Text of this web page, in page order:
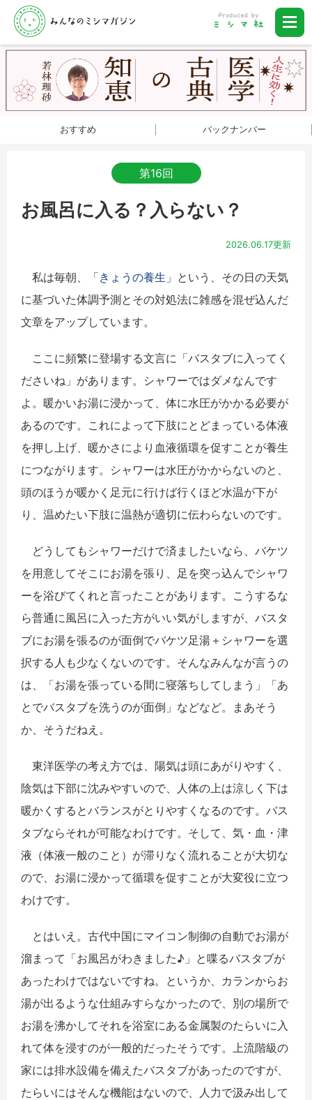
おすすめ バックナンバー
第16回
お風呂に入る？入らない？
2026.06.17更新
私は毎朝、 「きょうの養生」 という、 その日の天気
に基づいた体調予測とその対処法に雑感を混ぜ込んだ
文章をアップしています。
ここに頻繁に登場する文言に「バスタブに入ってく
ださいね」 があります。シャワーではダメなんです
よ。 暖かいお湯に浸かって、体に水圧がかかる必要が
あるのです。 これによって下肢にとどまっている体液
を押し上げ、 暖かさにより血液循環を促すことが養生
につながります。 シャワーは水圧がかからないのと、
頭のほうが暖かく足元に行けば行くほど水温が下が
り、 温めたい下肢に温熱が適切に伝わらないのです。
どうしてもシャワーだけで済ましたいなら、 バケツ
を用意してそこにお湯を張り、 足を突っ込んでシャワ
ーを浴びてくれと言ったことがあります。 こうするな
ら普通に風呂に入った方がいい気がしますが、 バスタ
ブにお湯を張るのが面倒でバケツ足湯＋ シャワーを選
択する人も少なくないのです。 そんなみんなが言うの
は、「お湯を張っている間に寝落ちしてしまう」「あ
とでバスタブを洗うのが面倒」などなど。まあそう
か、 そうだねえ。
東洋医学の考え方では、陽気は頭にあがりやすく、
陰気は下部に沈みやすいので、
人体の上は涼しく下は
暖かくするとバランスがとりやすくなるのです。バス
タブならそれが可能なわけです。そして、気・血・津
液（体液一般のこと）が滞りなく流れることが大切な
ので、 お湯に浸かって循環を促すことが大変役に立つ
わけです。
とはいえ。古代中国にマイコン制御の自動でお湯が
溜まって「お風呂がわきました♪」 と喋るバスタブが
あったわけではないですね。というか、 カランからお
湯が出るような仕組みすらなかったので、 別の場所で
お湯を沸かしてそれを浴室にある金属製のたらいに入
れて体を浸すのが一般的だったそうです。
上流階級の
家には排水設備を備えたバスタブがあったのですが、
たらいにはそんな機能はないので、
人力で汲み出して